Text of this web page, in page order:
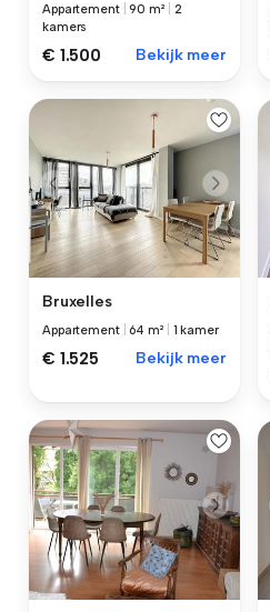
Appartement |90 m²
2
kamers
€ 1.500 Bekijk meer
Bruxelles
Appartement 64 m² 1 kamer
€ 1.525 Bekijk meer